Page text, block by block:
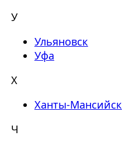
У
Ульяновск
Уфа
Х
Ханты-Мансийск
Ч